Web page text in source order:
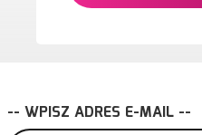
-- WPISZ ADRES E-MAIL --